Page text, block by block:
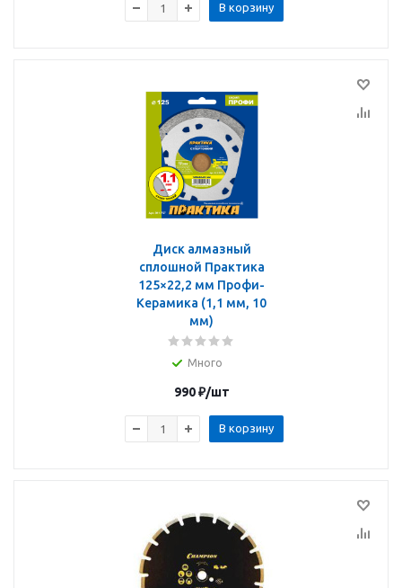
В корзину
Диск алмазный
сплошной Практика
125×22,2 мм Профи-
Керамика (1,1 мм, 10
мм)
Много
990₽/шт
В корзину